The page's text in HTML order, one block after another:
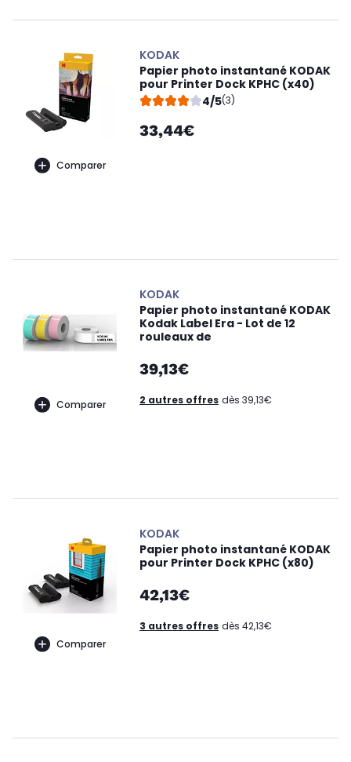
Comparer
KODAK
Papier photo instantané KODAK
pour Printer Dock KPHC (x40)
4/5(3)
33,44€
Comparer
KODAK
Papier photo instantané KODAK
Kodak Label Era - Lot de 12
rouleaux de
39,13€
2 autres offres dès 39,13€
Comparer
KODAK
Papier photo instantané KODAK
pour Printer Dock KPHC (x80)
42,13€
3 autres offres dès 42,13€